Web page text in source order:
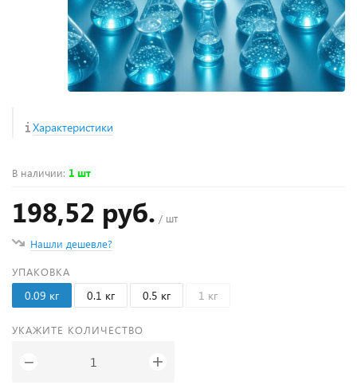
Характеристики
В наличии: 1 шт
198,52 руб. / шт
Нашли дешевле?
УПАКОВКА
0.09 кг 0.1 кг 0.5 кг 1 кг
УКАЖИТЕ КОЛИЧЕСТВО
− +